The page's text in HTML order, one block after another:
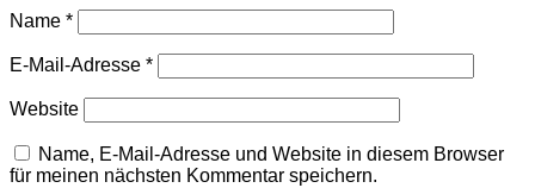
Name *
E-Mail-Adresse *
Website
Name, E-Mail-Adresse und Website in diesem Browser
für meinen nächsten Kommentar speichern.